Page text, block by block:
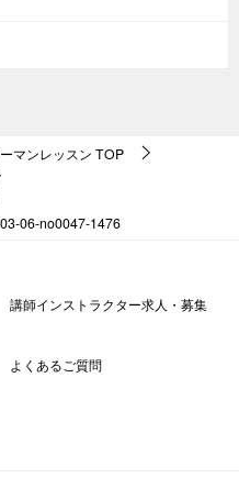
マンレッスン TOP
06-no0047-1476
講師インストラクター求人・募集
よくあるご質問